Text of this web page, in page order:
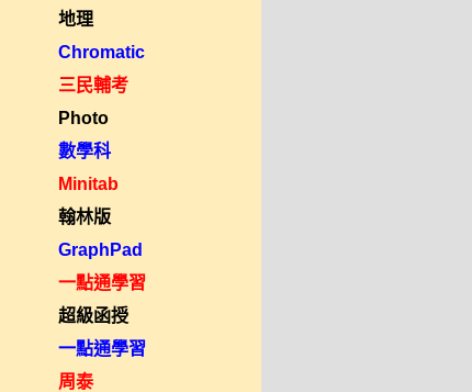
地理
Chromatic
三民輔考
Photo
數學科
Minitab
翰林版
GraphPad
一點通學習
超級函授
一點通學習
周泰